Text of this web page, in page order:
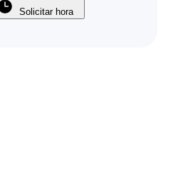
Solicitar hora